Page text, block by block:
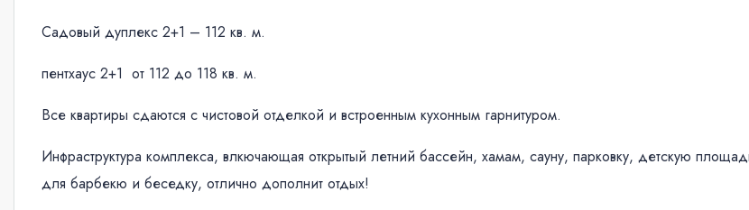
Садовый дуплекс 2+1 – 112 кв. м.
пентхаус 2+1 от 112 до 118 кв. м.
Все квартиры сдаются с чистовой отделкой и встроенным кухонным гарнитуром.
Инфраструктура комплекса, влкючающая открытый летний бассейн, хамам, сауну, парковку, детскую
для барбекю и беседку, отлично дополнит отдых!